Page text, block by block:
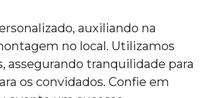
auxiliando na
no local. Utilizamos
assegurando tranquilidade para
os convidados. Confie em